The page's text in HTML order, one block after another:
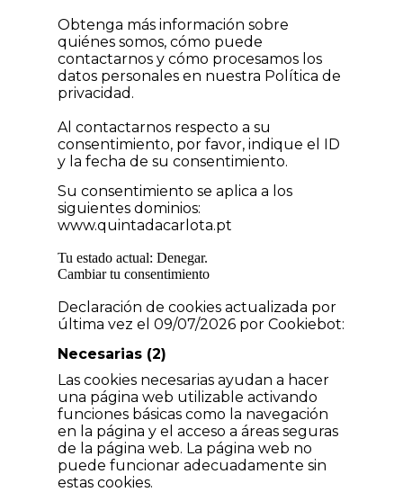
Obtenga más información sobre
quiénes somos, cómo puede
contactarnos y cómo procesamos los
datos personales en nuestra Política de
privacidad.
Al contactarnos respecto a su
consentimiento, por favor, indique el ID
y la fecha de su consentimiento.
Su consentimiento se aplica a los
siguientes dominios:
www.quintadacarlota.pt
Tu estado actual: Denegar.
Cambiar tu consentimiento
Declaración de cookies actualizada por
última vez el 09/07/2026 por Cookiebot:
Necesarias (2)
Las cookies necesarias ayudan a hacer
una página web utilizable activando
funciones básicas como la navegación
en la página y el acceso a áreas seguras
de la página web. La página web no
puede funcionar adecuadamente sin
estas cookies.